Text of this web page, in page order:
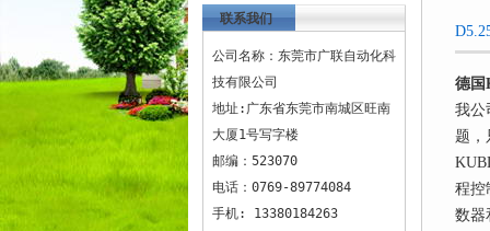
联系我们
公司名称：东莞市广联自动化科
技有限公司
地址:广东省东莞市南城区旺南
大厦1号写字楼
邮编：523070
电话：0769-89774084
手机: 13380184263
德国
我公
题，
程控
数器